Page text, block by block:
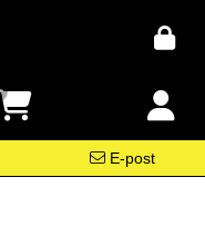
E-post